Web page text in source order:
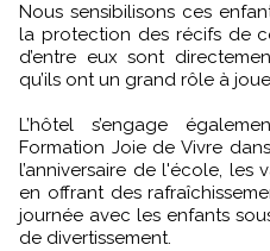
Nous sensibilisons ces
la protection des récifs de
d’entre eux sont
qu’ils ont un grand rôle à
L’hôtel s’engage
Formation Joie de Vivre
l’anniversaire de l'école, les
en offrant des
journée avec les enfants
de divertissement.